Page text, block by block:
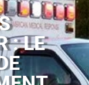
: LE